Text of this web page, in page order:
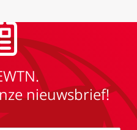
nieuwsbrief!